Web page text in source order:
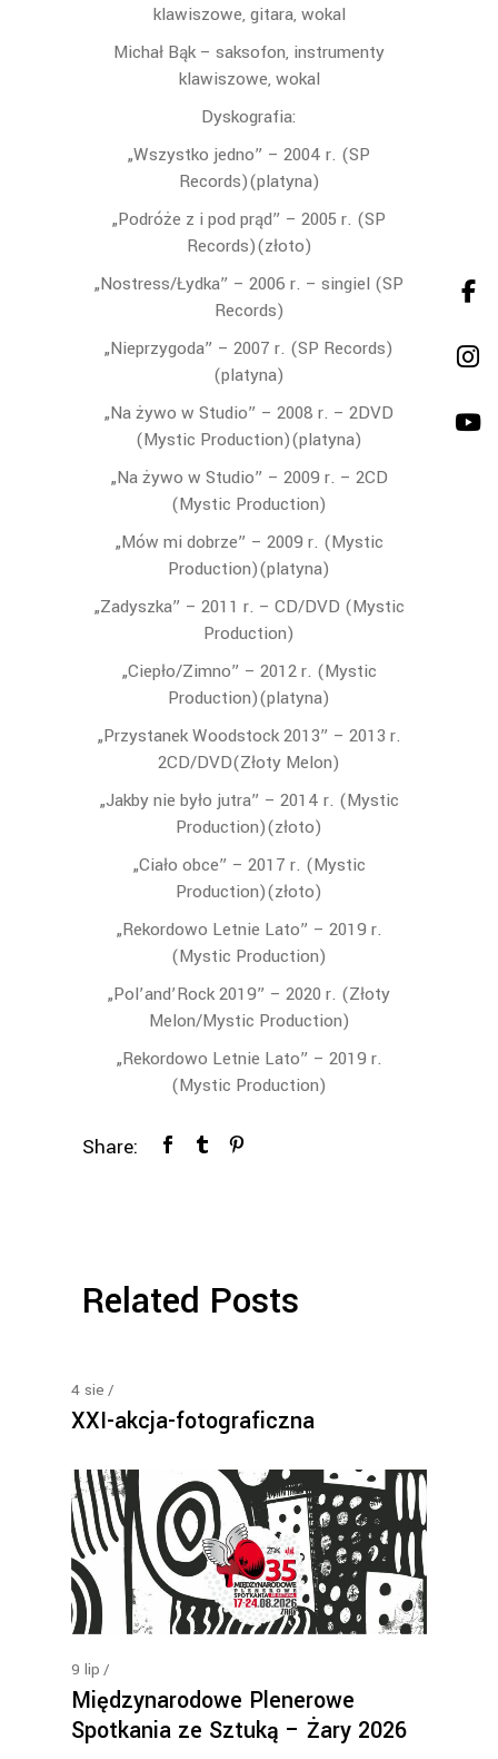
klawiszowe, gitara, wokal
Michał Bąk – saksofon, instrumenty
klawiszowe, wokal
Dyskografia:
„Wszystko jedno” – 2004 r. (SP
Records)(platyna)
„Podróże z i pod prąd” – 2005 r. (SP
Records)(złoto)
„Nostress/Łydka” – 2006 r. – singiel (SP
Records)
„Nieprzygoda” – 2007 r. (SP Records)
(platyna)
„Na żywo w Studio” – 2008 r. – 2DVD
(Mystic Production)(platyna)
„Na żywo w Studio” – 2009 r. – 2CD
(Mystic Production)
„Mów mi dobrze” – 2009 r. (Mystic
Production)(platyna)
„Zadyszka” – 2011 r. – CD/DVD (Mystic
Production)
„Ciepło/Zimno” – 2012 r. (Mystic
Production)(platyna)
„Przystanek Woodstock 2013” – 2013 r.
2CD/DVD(Złoty Melon)
„Jakby nie było jutra” – 2014 r. (Mystic
Production)(złoto)
„Ciało obce” – 2017 r. (Mystic
Production)(złoto)
„Rekordowo Letnie Lato” – 2019 r.
(Mystic Production)
„Pol’and’Rock 2019” – 2020 r. (Złoty
Melon/Mystic Production)
„Rekordowo Letnie Lato” – 2019 r.
(Mystic Production)
Share:
Related Posts
4 sie
XXI-akcja-fotograficzna
9 lip
Międzynarodowe Plenerowe
Spotkania ze Sztuką – Żary 2026